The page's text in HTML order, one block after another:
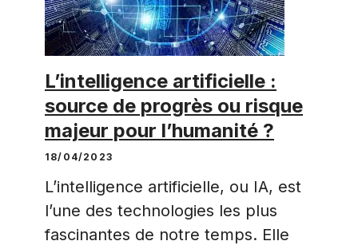
L’intelligence artificielle :
source de progrès ou risque
majeur pour l’humanité ?
18/04/2023
L’intelligence artificielle, ou IA, est
l’une des technologies les plus
fascinantes de notre temps. Elle